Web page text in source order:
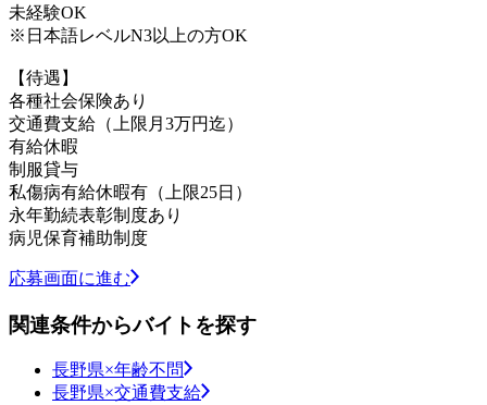
未経験OK
※日本語レベルN3以上の方OK
【待遇】
各種社会保険あり
交通費支給（上限月3万円迄）
有給休暇
制服貸与
私傷病有給休暇有（上限25日）
永年勤続表彰制度あり
病児保育補助制度
応募画面に進む
関連条件からバイトを探す
長野県×年齢不問
長野県×交通費支給